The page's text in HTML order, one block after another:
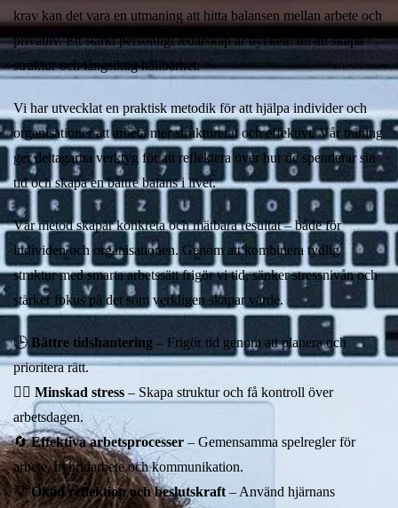
krav kan det vara en utmaning att hitta balansen mellan arbete och
privatliv. Ett starkt personligt ledarskap är nyckeln till att skapa
struktur och långsiktig hållbarhet.
Vi har utvecklat en praktisk metodik för att hjälpa individer och
organisationer att arbeta mer strukturerat och effektivt. Vår träning
ger deltagarna verktyg för att reflektera över hur de spenderar sin
tid och skapa en bättre balans i livet.
Vår metod skapar konkreta och mätbara resultat – både för
individen och organisationen. Genom att kombinera tydlig
struktur med smarta arbetssätt frigör vi tid, sänker stressnivån och
stärker fokus på det som verkligen skapar värde.
🕒 Bättre tidshantering – Frigör tid genom att planera och
prioritera rätt.
🧘‍♂️ Minskad stress – Skapa struktur och få kontroll över
arbetsdagen.
🔄Effektiva arbetsprocesser – Gemensamma spelregler för
arbete, hybridarbete och kommunikation.
💡Ökad reflektion och beslutskraft – Använd hjärnans